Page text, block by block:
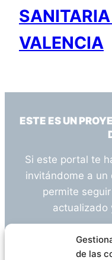
de las
VALENCIA
ESTE ES UN
Si este portal te
invitándome a un
permite
actualizado
¿Tienes alguna